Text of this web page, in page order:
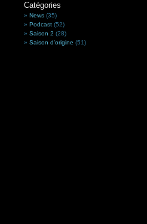
Catégories
News (35)
Podcast (52)
Saison 2 (28)
Saison d'origine (51)